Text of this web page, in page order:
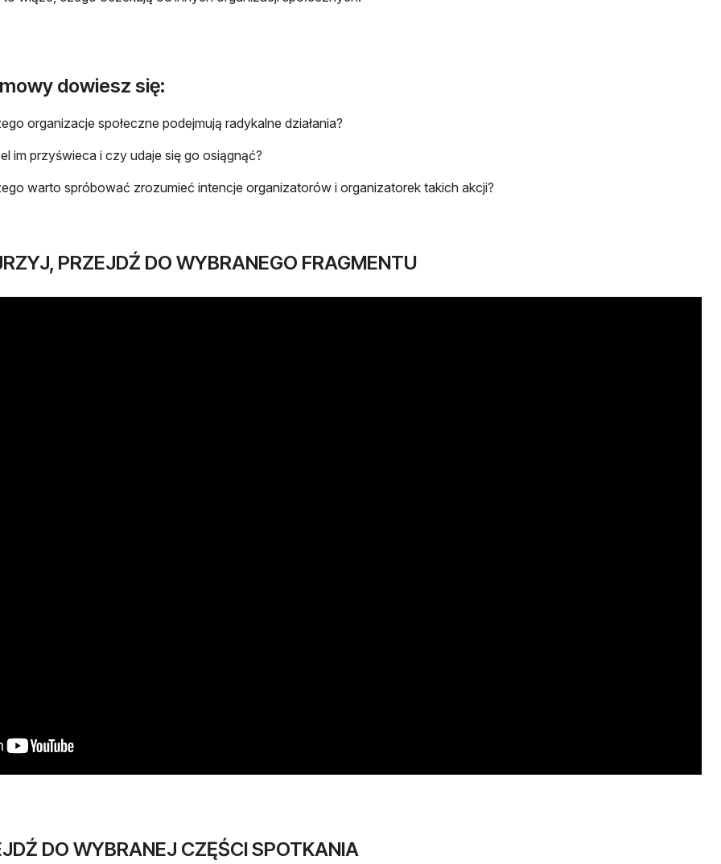
dowiesz się:
organizacje społeczne podejmują radykalne działania?
im przyświeca i czy udaje się go osiągnąć?
warto spróbować zrozumieć intencje organizatorów i organizatorek takich akcji?
PRZEJDŹ DO WYBRANEGO FRAGMENTU
DO WYBRANEJ CZĘŚCI SPOTKANIA